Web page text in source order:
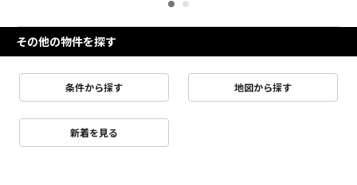
その他の物件を探す
条件から探す 地図から探す
新着を見る